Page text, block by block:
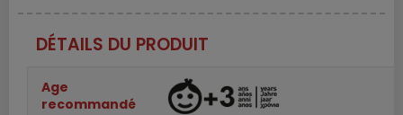
DÉTAILS DU PRODUIT
Age
recommandé